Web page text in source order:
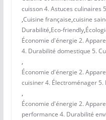
cuisson 4. Astuces culinaires
,Cuisine française,cuisine
Durabilité,Eco-friendly,
Économie d'énergie 2.
4. Durabilité domestique 5.
,
Économie d'énergie 2.
cuisiner 4. Électroménager 5.
,
Économie d'énergie 2.
performance 4. Durabilité